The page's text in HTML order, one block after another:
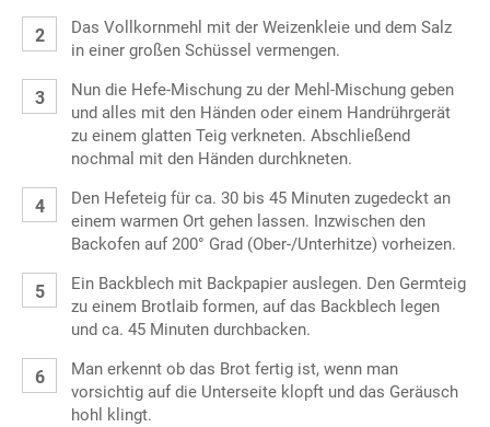
Das Vollkornmehl mit der Weizenkleie und dem Salz
in einer großen Schüssel vermengen.
Nun die Hefe-Mischung zu der Mehl-Mischung geben
und alles mit den Händen oder einem Handrührgerät
zu einem glatten Teig verkneten. Abschließend
nochmal mit den Händen durchkneten.
Den Hefeteig für ca. 30 bis 45 Minuten zugedeckt an
einem warmen Ort gehen lassen. Inzwischen den
Backofen auf 200° Grad (Ober-/Unterhitze) vorheizen.
Ein Backblech mit Backpapier auslegen. Den Germteig
zu einem Brotlaib formen, auf das Backblech legen
und ca. 45 Minuten durchbacken.
Man erkennt ob das Brot fertig ist, wenn man
vorsichtig auf die Unterseite klopft und das Geräusch
hohl klingt.